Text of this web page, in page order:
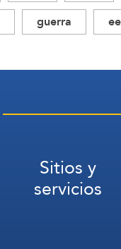
guerra
Sitios y
servicios